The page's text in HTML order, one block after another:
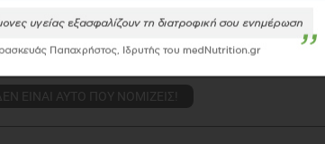
ΕΙΝΑΙ ΑΥΤΟ ΠΟΥ ΝΟΜΙΖΕΙΣ!